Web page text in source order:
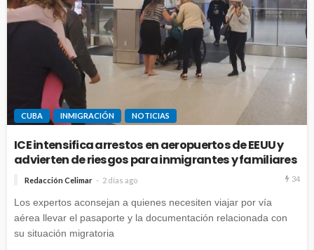
CUBA INMIGRACIÓN NOTICIAS
ICE intensifica arrestos en aeropuertos de EEUU y
advierten de riesgos para inmigrantes y familiares
Redacción Celimar 2 días ago 34
Los expertos aconsejan a quienes necesiten viajar por vía
aérea llevar el pasaporte y la documentación relacionada con
su situación migratoria